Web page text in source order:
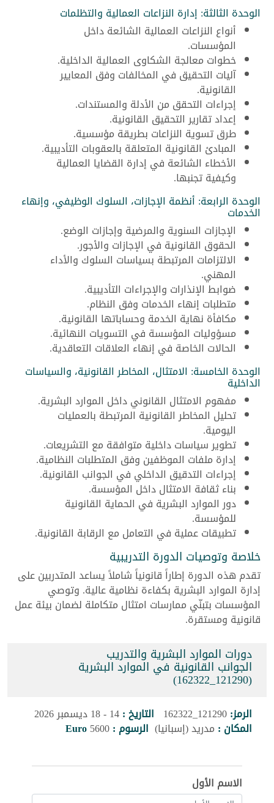
الوحدة الثالثة: إدارة النزاعات العمالية والتظلمات
أنواع النزاعات العمالية الشائعة داخل
المؤسسات.
خطوات معالجة الشكاوى العمالية الداخلية.
آليات التحقيق في المخالفات وفق المعايير
القانونية.
إجراءات التحقق من الأدلة والمستندات.
إعداد تقارير التحقيق القانونية.
طرق تسوية النزاعات بطريقة مؤسسية.
المبادئ القانونية المتعلقة بالعقوبات التأديبية.
الأخطاء الشائعة في إدارة القضايا العمالية
وكيفية تجنبها.
الوحدة الرابعة: أنظمة الإجازات، السلوك الوظيفي، وإنهاء
الخدمات
الإجازات السنوية والمرضية وإجازات الوضع.
الحقوق القانونية في الإجازات والأجور.
الالتزامات المرتبطة بسياسات السلوك والأداء
المهني.
ضوابط الإنذارات والإجراءات التأديبية.
متطلبات إنهاء الخدمات وفق النظام.
مكافأة نهاية الخدمة وحساباتها القانونية.
مسؤوليات المؤسسة في التسويات النهائية.
الحالات الخاصة في إنهاء العلاقات التعاقدية.
الوحدة الخامسة: الامتثال، المخاطر القانونية، والسياسات
الداخلية
مفهوم الامتثال القانوني داخل الموارد البشرية.
تحليل المخاطر القانونية المرتبطة بالعمليات
اليومية.
تطوير سياسات داخلية متوافقة مع التشريعات.
إدارة ملفات الموظفين وفق المتطلبات النظامية.
إجراءات التدقيق الداخلي في الجوانب القانونية.
بناء ثقافة الامتثال داخل المؤسسة.
دور الموارد البشرية في الحماية القانونية
للمؤسسة.
تطبيقات عملية في التعامل مع الرقابة القانونية.
خلاصة وتوصيات الدورة التدريبية
تقدم هذه الدورة إطاراً قانونياً شاملاً يساعد المتدربين على
إدارة الموارد البشرية بكفاءة نظامية عالية. وتوصي
المؤسسات بتبنّي ممارسات امتثال متكاملة لضمان بيئة عمل
قانونية ومستقرة.
دورات الموارد البشرية والتدريب
الجوانب القانونية في الموارد البشرية
(121290_162322)
الرمز:121290_162322 التاريخ :14 - 18 ديسمبر 2026
المكان : مدريد (إسبانيا) الرسوم :5600
Euro
الاسم الأول